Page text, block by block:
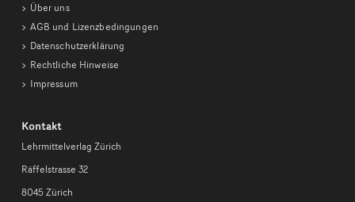
Über uns
AGB und Lizenzbedingungen
Datenschutzerklärung
Rechtliche Hinweise
Impressum
Kontakt
Lehrmittelverlag Zürich
Räffelstrasse 32
8045 Zürich